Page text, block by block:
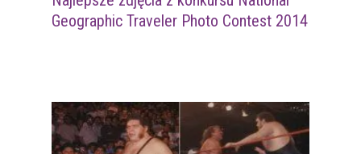
Geographic Traveler Photo Contest 2014